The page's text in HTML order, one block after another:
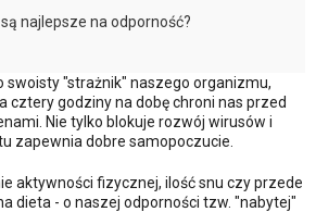
najlepsze na odporność?
swoisty "strażnik" naszego organizmu,
cztery godziny na dobę chroni nas przed
Nie tylko blokuje rozwój wirusów i
zapewnia dobre samopoczucie.
aktywności fizycznej, ilość snu czy przede
dieta - o naszej odporności tzw. "nabytej"